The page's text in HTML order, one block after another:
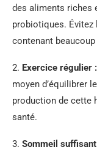
des aliments riches
probiotiques.
contenant beaucoup
2. Exercice régulier :
moyen d’équilibrer
production de cette
santé.
3. Sommeil